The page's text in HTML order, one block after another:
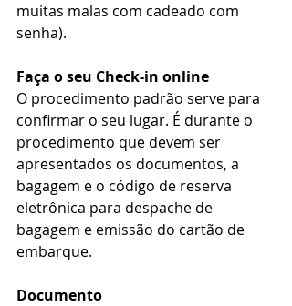
muitas malas com cadeado com
senha).
Faça o seu Check-in online
O procedimento padrão serve para
confirmar o seu lugar. É durante o
procedimento que devem ser
apresentados os documentos, a
bagagem e o código de reserva
eletrônica para despache de
bagagem e emissão do cartão de
embarque.
Documento